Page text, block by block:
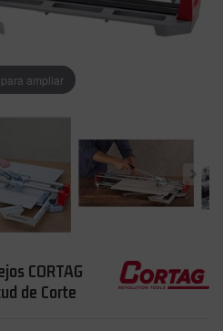
ampliar
CORTAG
de Corte